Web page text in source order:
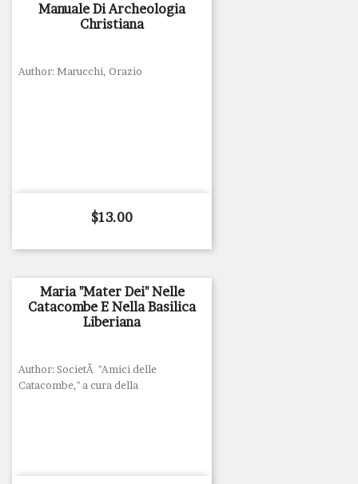
Manuale Di Archeologia
Christiana
Author: Marucchi, Orazio
Price
$13.00
Maria "Mater Dei" Nelle
Catacombe E Nella Basilica
Liberiana
Author: SocietÃ "Amici delle
Catacombe," a cura della